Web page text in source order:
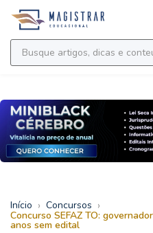
Início › Concursos ›
Concurso SEFAZ TO:
anos sem edital